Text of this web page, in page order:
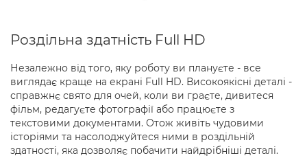
Роздільна здатність Full HD
Незалежно від того, яку роботу ви плануєте - все
виглядає краще на екрані Full HD. Високоякісні деталі -
справжнє свято для очей, коли ви граєте, дивитеся
фільм, редагуєте фотографії або працюєте з
текстовими документами. Отож живіть чудовими
історіями та насолоджуйтеся ними в роздільній
здатності, яка дозволяє побачити найдрібніші деталі.